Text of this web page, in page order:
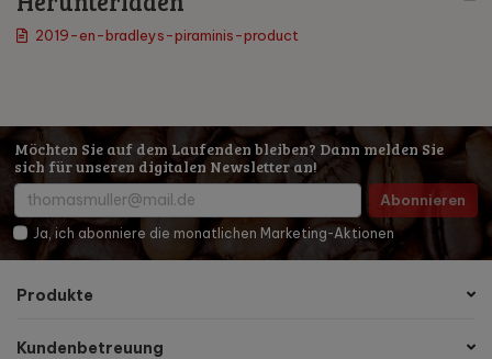
2019-en-bradleys-piraminis-product
Möchten Sie auf dem Laufenden bleiben? Dann melden Sie
sich für unseren digitalen Newsletter an!
Abonnieren
Ja, ich abonniere die monatlichen Marketing-Aktionen
Produkte
Kundenbetreuung